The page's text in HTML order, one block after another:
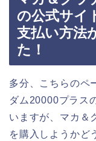
の公式サイ
支払い方法
た！
多分、こちらのペ
ダム20000プラス
いますが、マカ＆
を購入しようかど